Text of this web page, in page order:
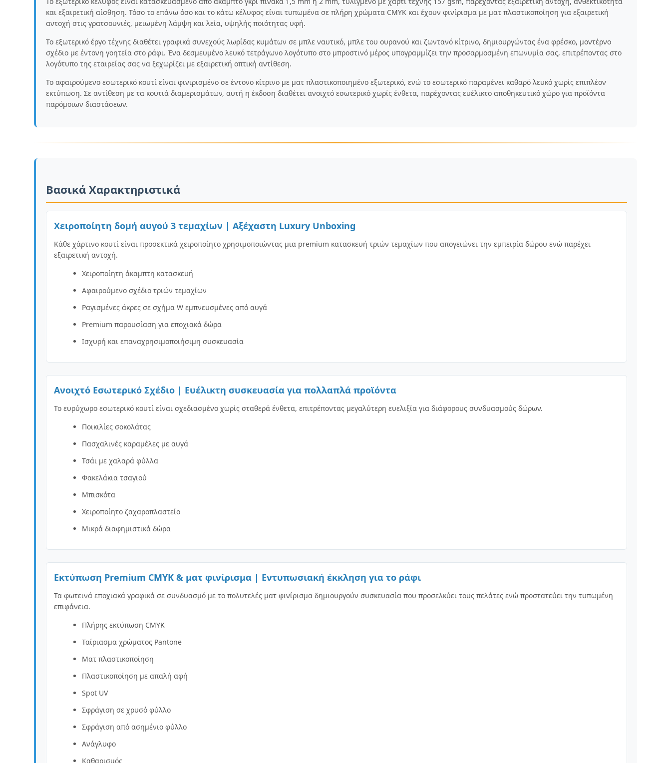
και εξαιρετική αίσθηση. Τόσο το επάνω όσο και το κάτω κέλυφος είναι τυπωμένα σε πλήρη χρώματα CMYK και έχουν φινίρισμα με ματ πλαστικοποίηση για εξαιρετική
αντοχή στις γρατσουνιές, μειωμένη λάμψη και λεία, υψηλής ποιότητας υφή.
Το εξωτερικό έργο τέχνης διαθέτει γραφικά συνεχούς λωρίδας κυμάτων σε μπλε ναυτικό, μπλε του ουρανού και ζωντανό κίτρινο, δημιουργώντας ένα φρέσκο, μοντέρνο
σχέδιο με έντονη γοητεία στο ράφι. Ένα δεσμευμένο λευκό τετράγωνο λογότυπο στο μπροστινό μέρος υπογραμμίζει την προσαρμοσμένη επωνυμία σας, επιτρέποντας στο
λογότυπο της εταιρείας σας να ξεχωρίζει με εξαιρετική οπτική αντίθεση.
Το αφαιρούμενο εσωτερικό κουτί είναι φινιρισμένο σε έντονο κίτρινο με ματ πλαστικοποιημένο εξωτερικό, ενώ το εσωτερικό παραμένει καθαρό λευκό χωρίς επιπλέον
εκτύπωση. Σε αντίθεση με τα κουτιά διαμερισμάτων, αυτή η έκδοση διαθέτει ανοιχτό εσωτερικό χωρίς ένθετα, παρέχοντας ευέλικτο αποθηκευτικό χώρο για προϊόντα
παρόμοιων διαστάσεων.
Βασικά Χαρακτηριστικά
Χειροποίητη δομή αυγού 3 τεμαχίων | Αξέχαστη Luxury Unboxing
Κάθε χάρτινο κουτί είναι προσεκτικά χειροποίητο χρησιμοποιώντας μια premium κατασκευή τριών τεμαχίων που απογειώνει την εμπειρία δώρου ενώ παρέχει
εξαιρετική αντοχή.
Χειροποίητη άκαμπτη κατασκευή
Αφαιρούμενο σχέδιο τριών τεμαχίων
Ραγισμένες άκρες σε σχήμα W εμπνευσμένες από αυγά
Premium παρουσίαση για εποχιακά δώρα
Ισχυρή και επαναχρησιμοποιήσιμη συσκευασία
Ανοιχτό Εσωτερικό Σχέδιο | Ευέλικτη συσκευασία για πολλαπλά προϊόντα
Το ευρύχωρο εσωτερικό κουτί είναι σχεδιασμένο χωρίς σταθερά ένθετα, επιτρέποντας μεγαλύτερη ευελιξία για διάφορους συνδυασμούς δώρων.
Ποικιλίες σοκολάτας
Πασχαλινές καραμέλες με αυγά
Τσάι με χαλαρά φύλλα
Φακελάκια τσαγιού
Μπισκότα
Χειροποίητο ζαχαροπλαστείο
Μικρά διαφημιστικά δώρα
Εκτύπωση Premium CMYK & ματ φινίρισμα | Εντυπωσιακή έκκληση για το ράφι
Τα φωτεινά εποχιακά γραφικά σε συνδυασμό με το πολυτελές ματ φινίρισμα δημιουργούν συσκευασία που προσελκύει τους πελάτες ενώ προστατεύει την τυπωμένη
επιφάνεια.
Πλήρης εκτύπωση CMYK
Ταίριασμα χρώματος Pantone
Ματ πλαστικοποίηση
Πλαστικοποίηση με απαλή αφή
Spot UV
Σφράγιση σε χρυσό φύλλο
Σφράγιση από ασημένιο φύλλο
Ανάγλυφο
Καθαρισμός